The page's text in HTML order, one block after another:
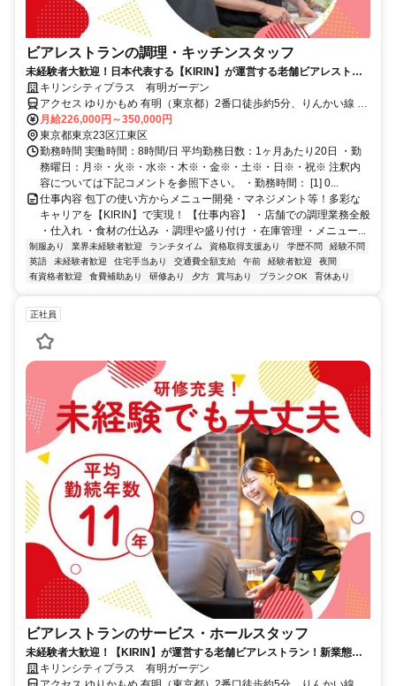
ビアレストランの調理・キッチンスタッフ
未経験者大歓迎！日本代表する【KIRIN】が運営する老舗ビアレストラ
ン！前職・経験一切不問お気軽に！
キリンシティプラス 有明ガーデン
アクセス ゆりかもめ 有明（東京都）2番口徒歩約5分、りんかい線 国
際展示場（りんかい線）A口徒歩約7分、ゆりかもめ 有明テニスの森
2A口徒歩約7分 ゆりかもめ「有明駅」から徒歩6分、東京臨海高速鉄
道りんかい線「国際展示場駅」から徒歩7分
月給226,000円～350,000円
東京都東京23区江東区
勤務時間 実働時間：8時間/日 平均勤務日数：1ヶ月あたり20日 ・勤
務曜日：月※・火※・水※・木※・金※・土※・日※・祝※ 注釈内
容については下記コメントを参照下さい。 ・勤務時間： [1] 0...
仕事内容 包丁の使い方からメニュー開発・マネジメント等！多彩な
キャリアを【KIRIN】で実現！ 【仕事内容】 ・店舗での調理業務全般
・仕入れ ・食材の仕込み ・調理や盛り付け ・在庫管理 ・メニュー...
制服あり 業界未経験者歓迎 ランチタイム 資格取得支援あり 学歴不問
経験不問
英語
未経験者歓迎 住宅手当あり 交通費全額支給 午前 経験者歓迎
夜間
有資格者歓迎
食費補助あり 研修あり 夕方 賞与あり ブランクOK 育休あり
正社員
ビアレストランのサービス・ホールスタッフ
未経験者大歓迎！【KIRIN】が運営する老舗ビアレストラン！新業態・
新店舗もオープン予定！一緒にお店作りから参加してください！
キリンシティプラス 有明ガーデン